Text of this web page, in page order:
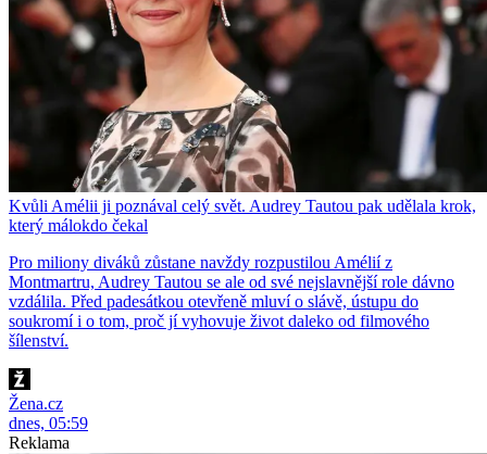
Kvůli Amélii ji poznával celý svět. Audrey Tautou pak udělala krok,
který málokdo čekal
Pro miliony diváků zůstane navždy rozpustilou Amélií z
Montmartru, Audrey Tautou se ale od své nejslavnější role dávno
vzdálila. Před padesátkou otevřeně mluví o slávě, ústupu do
soukromí i o tom, proč jí vyhovuje život daleko od filmového
šílenství.
Žena.cz
dnes, 05:59
Reklama